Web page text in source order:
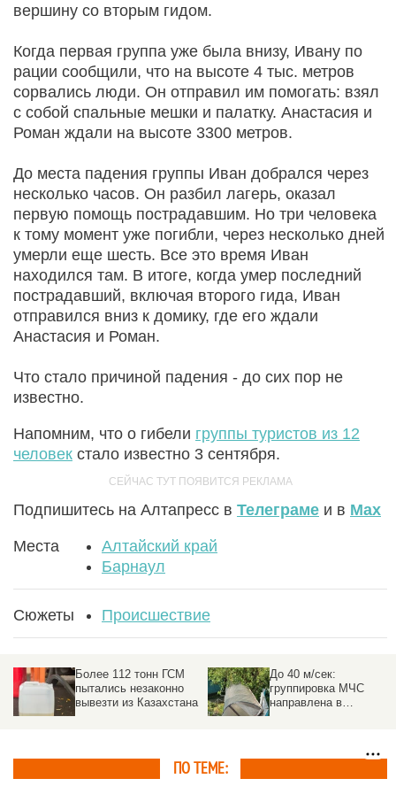
вершину со вторым гидом.
Когда первая группа уже была внизу, Ивану по
рации сообщили, что на высоте 4 тыс. метров
сорвались люди. Он отправил им помогать: взял
с собой спальные мешки и палатку. Анастасия и
Роман ждали на высоте 3300 метров.
До места падения группы Иван добрался через
несколько часов. Он разбил лагерь, оказал
первую помощь пострадавшим. Но три человека
к тому момент уже погибли, через несколько дней
умерли еще шесть. Все это время Иван
находился там. В итоге, когда умер последний
пострадавший, включая второго гида, Иван
отправился вниз к домику, где его ждали
Анастасия и Роман.
Что стало причиной падения - до сих пор не
известно.
Напомним, что о гибели группы туристов из 12
человек стало известно 3 сентября.
Подпишитесь на Алтапресс в Телеграме и в Max
Места
Алтайский край
Барнаул
Сюжеты Происшествие
Более 112 тонн ГСМ
пытались незаконно
вывезти из Казахстана
До 40 м/сек:
группировка МЧС
направлена в
ПО ТЕМЕ: